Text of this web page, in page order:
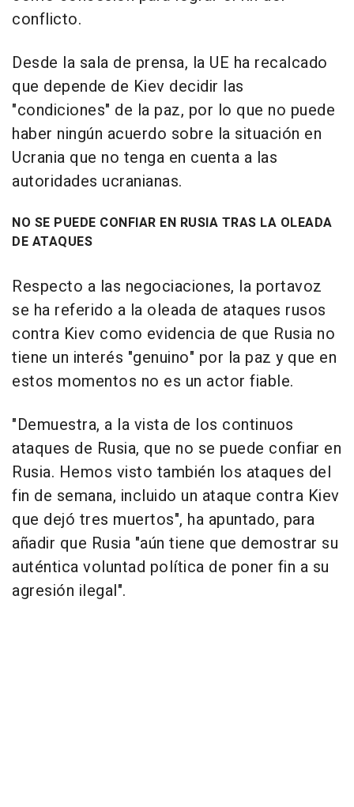
conflicto.
Desde la sala de prensa, la UE ha recalcado
que depende de Kiev decidir las
"condiciones" de la paz, por lo que no puede
haber ningún acuerdo sobre la situación en
Ucrania que no tenga en cuenta a las
autoridades ucranianas.
NO SE PUEDE CONFIAR EN RUSIA TRAS LA OLEADA
DE ATAQUES
Respecto a las negociaciones, la portavoz
se ha referido a la oleada de ataques rusos
contra Kiev como evidencia de que Rusia no
tiene un interés "genuino" por la paz y que en
estos momentos no es un actor fiable.
"Demuestra, a la vista de los continuos
ataques de Rusia, que no se puede confiar en
Rusia. Hemos visto también los ataques del
fin de semana, incluido un ataque contra Kiev
que dejó tres muertos", ha apuntado, para
añadir que Rusia "aún tiene que demostrar su
auténtica voluntad política de poner fin a su
agresión ilegal".